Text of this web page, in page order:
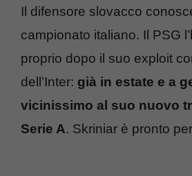
Il difensore slovacco
campionato italiano. Il PSG
proprio dopo il suo exploit
dell’Inter: già in estate e a
vicinissimo al suo nuovo
Serie A. Skriniar è pronto